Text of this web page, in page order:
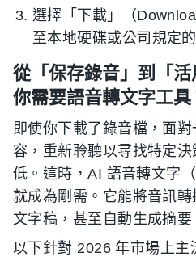
選擇「下載」（
至本地硬碟或公司規定
從「保存錄音」到「
你需要語音轉文字工具
即使你下載了錄音檔，面
容，重新聆聽以尋找特定
低。這時，AI 語音轉文字
就成為剛需。它能將音訊
文字稿，甚至自動生成摘要
以下針對 2026 年市場上主